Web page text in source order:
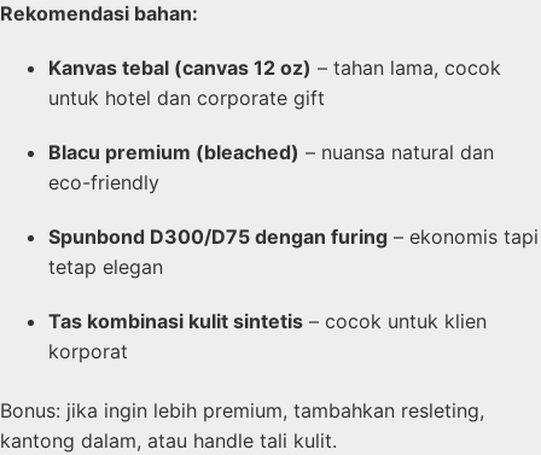
Rekomendasi bahan:
Kanvas tebal (canvas 12 oz) – tahan lama, cocok
untuk hotel dan corporate gift
Blacu premium (bleached) – nuansa natural dan
eco-friendly
Spunbond D300/D75 dengan furing – ekonomis tapi
tetap elegan
Tas kombinasi kulit sintetis – cocok untuk klien
korporat
Bonus: jika ingin lebih premium, tambahkan resleting,
kantong dalam, atau handle tali kulit.